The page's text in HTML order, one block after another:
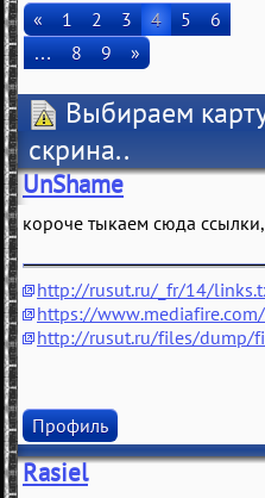
« 1 2 3 4 5
6
…
8 9 »
Выбираем
скрина..
UnShame
короче тыкаем сюда
http://rusut.ru/_fr/14/
https://
http://rusut.ru/files/dump/
Профиль
Rasiel